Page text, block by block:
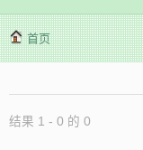
首页
结果 1 - 0 的 0